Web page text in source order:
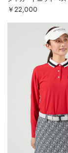
￥22,000